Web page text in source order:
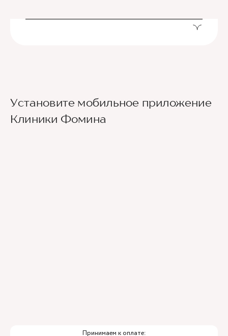
Установите мобильное приложение
Клиники Фомина
Принимаем к оплате: